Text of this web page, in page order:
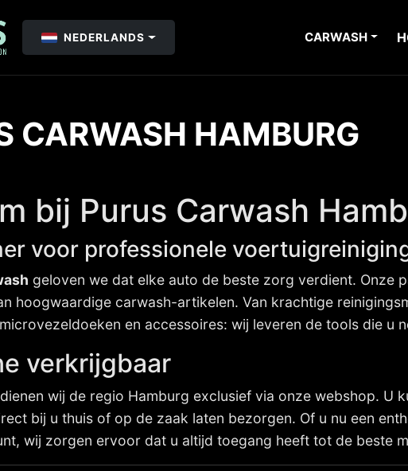
NEDERLANDS CARWASH
CARWASH HAMBURG
bij Purus Carwash
voor professionele
geloven we dat elke auto de beste zorg verdient. Onze
hoogwaardige carwash-artikelen. Van krachtige
en accessoires: wij leveren de tools die u
verkrijgbaar
wij de regio Hamburg exclusief via onze webshop. U
bij u thuis of op de zaak laten bezorgen. Of u nu een
wij zorgen ervoor dat u altijd toegang heeft tot de beste